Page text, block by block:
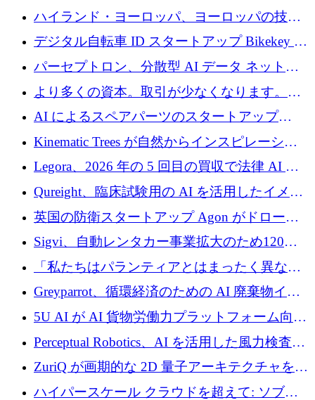
門知識によるバイオ医薬品の品質管理を拡大
ハイランド・ヨーロッパ、ヨーロッパの技術
規模拡大を支援するために11億ユーロのファ
ンドVIを閉鎖
デジタル自転車 ID スタートアップ Bikekey が
TÖNNJES への投資を確保
パーセプトロン、分散型 AI データ ネットワ
ークの構築に 650 万ドルを調達
より多くの資本。取引が少なくなります。
2026 年上半期がヨーロッパのテクノロジーに
ついて語ること
AI によるスペアパーツのスタートアップ
Intropy が 1,100 万ドルを調達
Kinematic Trees が自然からインスピレーショ
ンを得たロボット ソフトウェアを拡張するた
めに 58 万 5,000 ポンドを調達
Legora、2026 年の 5 回目の買収で法律 AI ス
タートアップ Wexler を買収
Qureight、臨床試験用の AI を活用したイメー
ジング プラットフォームを拡張するためにシ
リーズ B で 2,000 万ドルを確保
英国の防衛スタートアップ Agon がドローン
攻撃に対抗する仮想戦場を構築、3,000 万ドル
を調達
Sigvi、自動レンタカー事業拡大のため120万
ユーロを調達
「私たちはパランティアとはまったく異なる
会社です」とフランス人の「控えめな」後任
者は言う
Greyparrot、循環経済のための AI 廃棄物イン
テリジェンスを拡張するためにシリーズ B で
2,700 万ドルを確保
5U AI が AI 貨物労働力プラットフォーム向け
に 320 万ドルのプレシードを獲得
Perceptual Robotics、AI を活用した風力検査の
規模拡大に向けて 400 万ポンド以上を確保
ZuriQ が画期的な 2D 量子アーキテクチャを拡
張するために 2,550 万ドルを調達
ハイパースケール クラウドを超えて: ソブリ